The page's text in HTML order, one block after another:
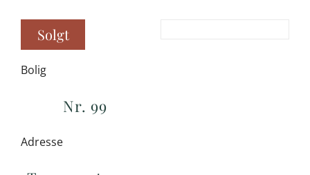
Solgt
Bolig
Nr. 99
Adresse